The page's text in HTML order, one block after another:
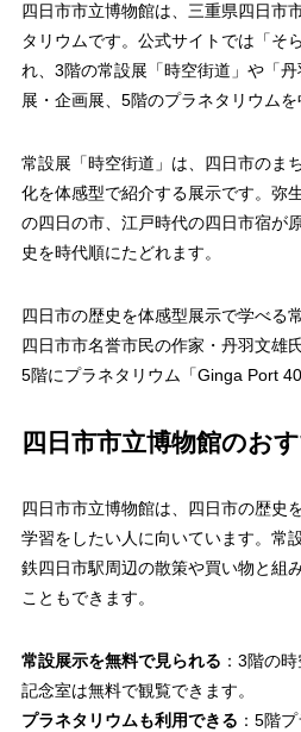
四日市市立博物館は、三重県四日市
タリウムです。公式サイトでは「そ
れ、3階の常設展「時空街道」や「
展・企画展、5階のプラネタリウムを
常設展「時空街道」は、四日市のま
化を体感型で紹介する展示です。弥
の四日の市、江戸時代の四日市宿が
史を時代順にたどれます。
四日市の歴史を体感型展示で学べる
四日市市名誉市民の作家・丹羽文雄
5階にプラネタリウム「Ginga Port
四日市市立博物館のお
四日市市立博物館は、四日市の歴史
学習をしたい人に向いています。常
鉄四日市駅周辺の散策や買い物と組
こともできます。
常設展示を無料で見られる ：3階の
記念室は無料で観覧できます。
プラネタリウムも利用できる ：5階